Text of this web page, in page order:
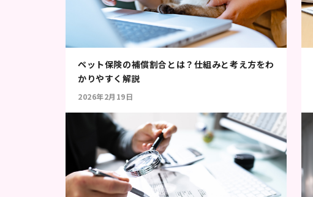
ペット保険の補償割合とは？仕組みと考え方をわ
かりやすく解説
2026年2月19日